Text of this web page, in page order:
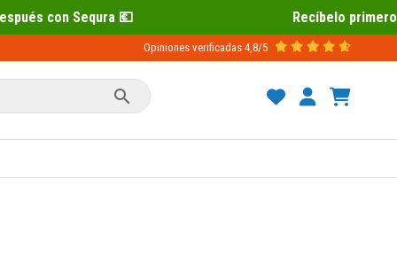
Recíbelo primero 📦 Paga después con
Opiniones verificadas 4,8/5
